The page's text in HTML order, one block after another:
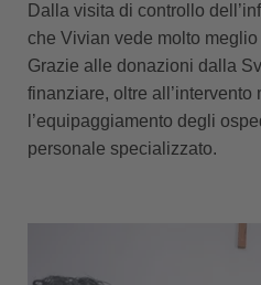
Dalla visita di controllo
che Vivian vede molto meglio
Grazie alle donazioni dalla
finanziare, oltre all’intervento
l’equipaggiamento degli
personale specializzato.